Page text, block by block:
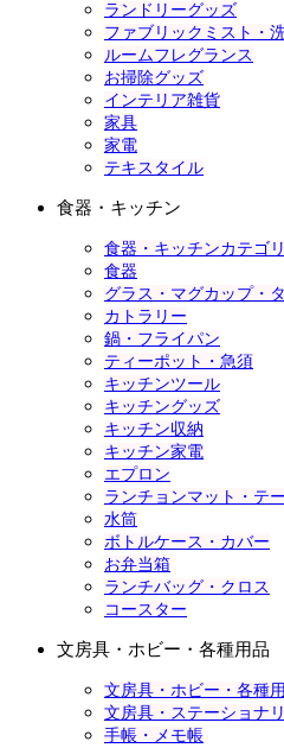
ランドリーグッズ
ファブリックミスト・
ルームフレグランス
お掃除グッズ
インテリア雑貨
家具
家電
テキスタイル
食器・キッチン
食器・キッチンカテゴ
食器
グラス・マグカップ・
カトラリー
鍋・フライパン
ティーポット・急須
キッチンツール
キッチングッズ
キッチン収納
キッチン家電
エプロン
ランチョンマット・テ
水筒
ボトルケース・カバー
お弁当箱
ランチバッグ・クロス
コースター
文房具・ホビー・各種用品
文房具・ホビー・各種
文房具・ステーショナ
手帳・メモ帳